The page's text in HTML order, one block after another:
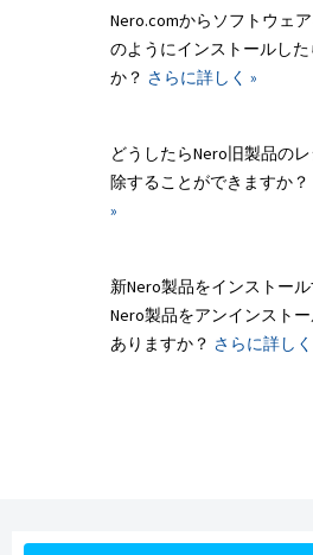
Nero.comからソフトウェ
のようにインストールし
か？ さらに詳しく »
どうしたらNero旧製品の
除することができますか？
»
新Nero製品をインストー
Nero製品をアンインスト
ありますか？ さらに詳しく